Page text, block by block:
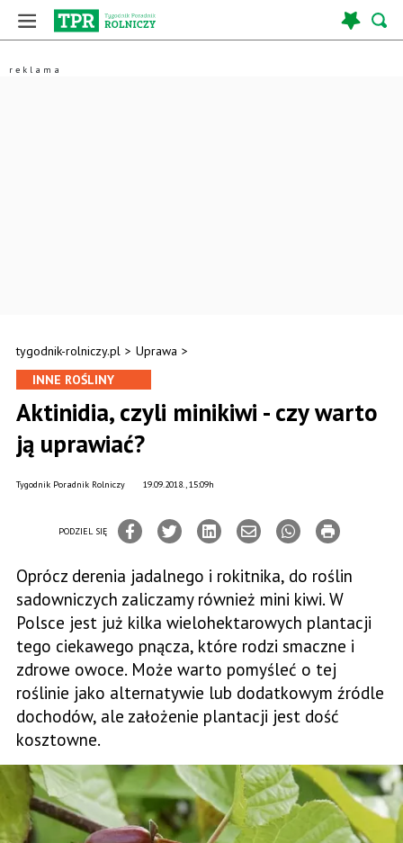
tygodnik-rolniczy.pl > Uprawa >
INNE ROŚLINY
Aktinidia, czyli minikiwi - czy warto
ją uprawiać?
19.09.2018., 15:09h
Tygodnik Poradnik Rolniczy
PODZIEL SIĘ
Oprócz derenia jadalnego i rokitnika, do roślin
sadowniczych zaliczamy również mini kiwi. W
Polsce jest już kilka wielohektarowych plantacji
tego ciekawego pnącza, które rodzi smaczne i
zdrowe owoce. Może warto pomyśleć o tej
roślinie jako alternatywie lub dodatkowym źródle
dochodów, ale założenie plantacji jest dość
kosztowne.